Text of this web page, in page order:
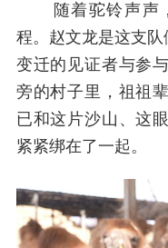
随着驼铃声声
程。赵文龙是这支
变迁的见证者与参
旁的村子里，祖祖
已和这片沙山、这
紧紧绑在了一起。